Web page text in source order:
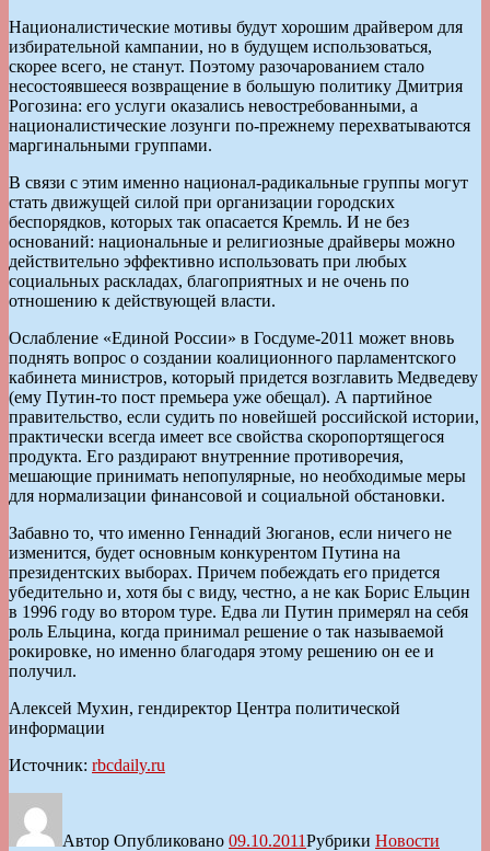
Националистические мотивы будут хорошим драйвером для
избирательной кампании, но в будущем использоваться,
скорее всего, не станут. Поэтому разочарованием стало
несостоявшееся возвращение в большую политику Дмитрия
Рогозина: его услуги оказались невостребованными, а
националистические лозунги по-преж­нему перехватываются
маргинальными группами.
В связи с этим именно национал-радикальные группы могут
стать движущей силой при организации городских
беспорядков, которых так опасается Кремль. И не без
оснований: национальные и религиозные драйверы можно
действительно эффективно использовать при любых
социальных раскладах, благоприятных и не очень по
отношению к дейст­вующей власти.
Ослабление «Единой России» в Гос­думе-2011 может вновь
поднять вопрос о создании коалиционного парламентского
кабинета министров, который придется возглавить Медведеву
(ему Путин-то пост премьера уже обещал). А партийное
правительство, если судить по новейшей российской истории,
практически всегда имеет все свойства скоропортящегося
продукта. Его раздирают внутренние противоречия,
мешающие принимать непопулярные, но необходимые меры
для нормализации финансовой и социальной обстановки.
Забавно то, что именно Геннадий Зюганов, если ничего не
изменится, будет основным конкурентом Путина на
президентских выборах. Причем побеждать его придется
убедительно и, хотя бы с виду, честно, а не как Борис Ельцин
в 1996 году во втором туре. Едва ли Путин примерял на себя
роль Ельцина, когда принимал решение о так называемой
рокировке, но именно благодаря этому решению он ее и
получил.
Алексей Мухин, гендиректор Центра политической
информации
Источник: rbcdaily.ru
Автор Опубликовано 09.10.2011Рубрики Новости